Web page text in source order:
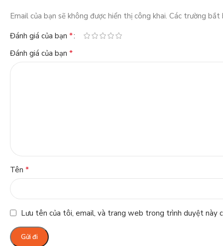
Email của bạn sẽ không được hiển thị công khai. Các trường bắt
Đánh giá của bạn *
Đánh giá của bạn *
Tên *
Lưu tên của tôi, email, và trang web trong trình duyệt này